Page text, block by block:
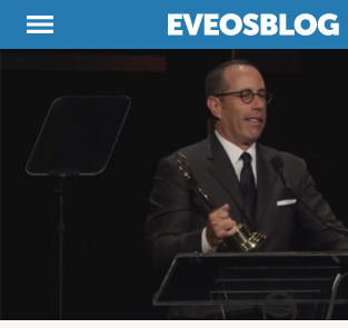
Themen Projekte
Inspiration
Destinationen
Über uns
Newsletter